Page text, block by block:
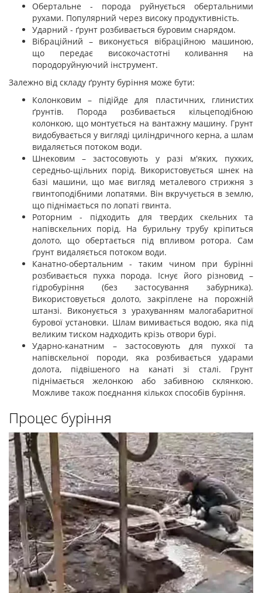
Обертальне - порода руйнується обертальними
рухами. Популярний через високу продуктивність.
Ударний - ґрунт розбивається буровим снарядом.
Вібраційний – виконується вібраційною машиною,
що передає високочастотні коливання на
породоруйнуючий інструмент.
Залежно від складу ґрунту буріння може бути:
Колонковим – підійде для пластичних, глинистих
ґрунтів. Порода розбивається кільцеподібною
колонкою, що монтується на вантажну машину. Грунт
видобувається у вигляді циліндричного керна, а шлам
видаляється потоком води.
Шнековим – застосовують у разі м'яких, пухких,
середньо-щільних порід. Використовується шнек на
базі машини, що має вигляд металевого стрижня з
гвинтоподібними лопатями. Він вкручується в землю,
що піднімається по лопаті гвинта.
Роторним - підходить для твердих скельних та
напівскельних порід. На бурильну трубу кріпиться
долото, що обертається під впливом ротора. Сам
ґрунт видаляється потоком води.
Канатно-обертальним - таким чином при бурінні
розбивається пухка порода. Існує його різновид –
гідробуріння (без застосування забурника).
Використовується долото, закріплене на порожній
штанзі. Виконується з урахуванням малогабаритної
бурової установки. Шлам вимивається водою, яка під
великим тиском надходить крізь отвори бурі.
Ударно-канатним – застосовують для пухкої та
напівскельної породи, яка розбивається ударами
долота, підвішеного на канаті зі сталі. Грунт
піднімається желонкою або забивною склянкою.
Можливе також поєднання кількох способів буріння.
Процес буріння